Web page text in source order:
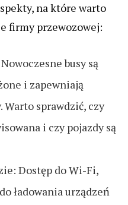
na które warto
firmy przewozowej:
busy są
i zapewniają
sprawdzić, czy
i czy pojazdy są
Dostęp do Wi-Fi,
ładowania urządzeń